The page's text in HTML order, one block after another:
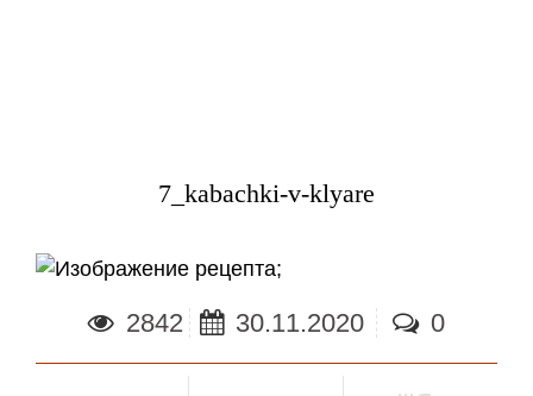
7_kabachki-v-klyare
;
2842 30.11.2020 0